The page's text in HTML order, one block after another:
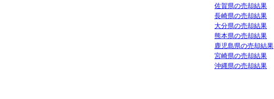
佐賀県の売却結果
長崎県の売却結果
大分県の売却結果
熊本県の売却結果
鹿児島県の売却結果
宮崎県の売却結果
沖縄県の売却結果